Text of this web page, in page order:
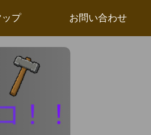
プ お問い合わせ